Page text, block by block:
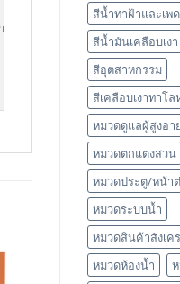
สีน้ำทาฝ้าและเพ
สีน้ำมันเคลือบเงา
สีอุตสาหกรรม
สีเคลือบเงาทาโ
หมวดดูแลผู้สูงอา
หมวดตกแต่งสวน
หมวดประตู/หน้า
หมวดระบบน้ำ
หมวดสินค้าสังเค
หมวดห้องน้ำ
แผ่นต่อแผ่น ทำให้กระเ